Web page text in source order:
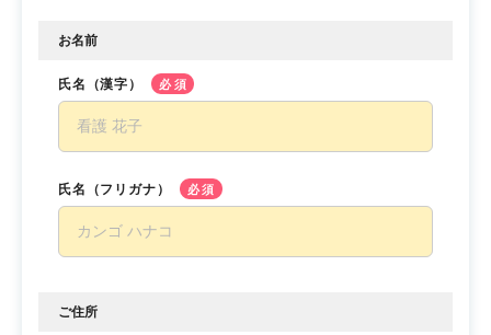
お名前
氏名（漢字） 必須
氏名（フリガナ） 必須
ご住所